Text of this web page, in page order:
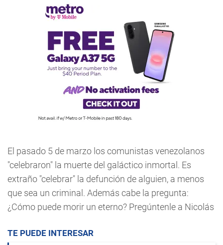
El pasado 5 de marzo los comunistas venezolanos
"celebraron" la muerte del galáctico inmortal. Es
extraño "celebrar" la defunción de alguien, a menos
que sea un criminal. Además cabe la pregunta:
¿Cómo puede morir un eterno? Pregúntenle a Nicolás
TE PUEDE INTERESAR